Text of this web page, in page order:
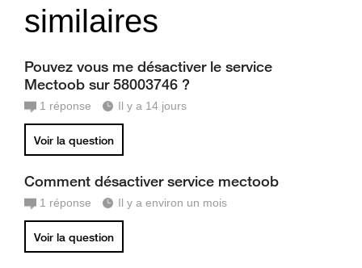
similaires
Pouvez vous me désactiver le service
Mectoob sur 58003746 ?
1 réponse Il y a 14 jours
Voir la question
Comment désactiver service mectoob
1 réponse Il y a environ un mois
Voir la question